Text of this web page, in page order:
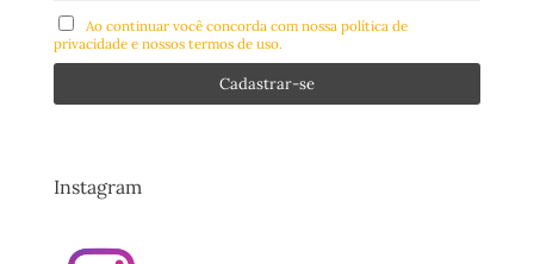
Ao continuar você concorda com nossa política de
privacidade e nossos termos de uso.
Instagram